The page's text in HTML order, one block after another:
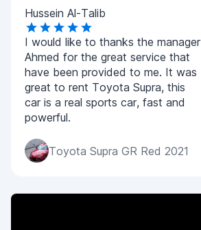
Hussein Al-Talib
I would like to thanks the manager
Ahmed for the great service that
have been provided to me. It was
great to rent Toyota Supra, this
car is a real sports car, fast and
powerful.
Toyota Supra GR Red 2021